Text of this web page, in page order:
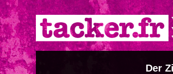
Direkt
zum
Inhalt
Der